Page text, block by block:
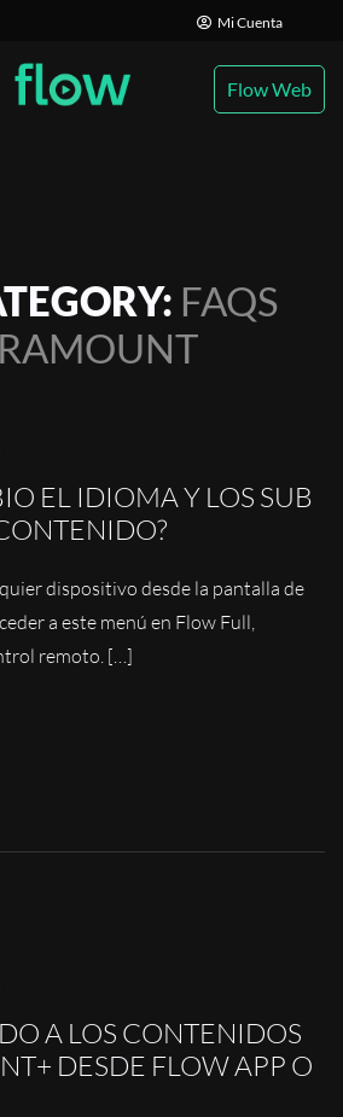
Mi Cuenta
Flow Web
FAQS
EL IDIOMA Y LOS SUB
dispositivo desde la pantalla de
a este menú en Flow Full,
remoto. […]
A LOS CONTENIDOS
DESDE FLOW APP O